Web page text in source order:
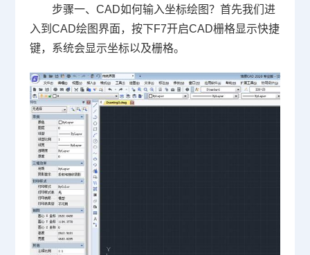
步骤一、 CAD如何输入坐标绘图？首先我们进
入到 CAD绘图界面，按下 F7开启CAD栅格显示快捷
键，系统会显示坐标以及栅格。